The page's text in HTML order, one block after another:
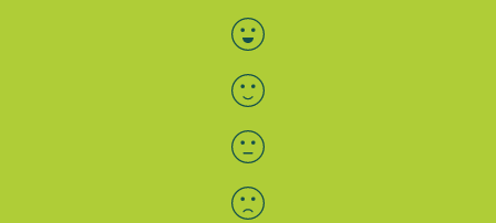
Bewertung auswählen